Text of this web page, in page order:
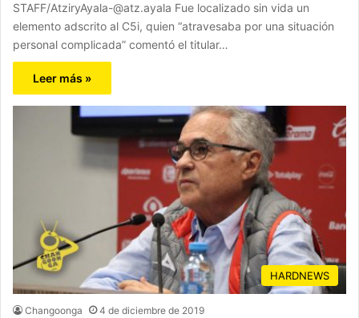
STAFF/AtziryAyala-@atz.ayala Fue localizado sin vida un
elemento adscrito al C5i, quien “atravesaba por una situación
personal complicada” comentó el titular…
Leer más »
HARDNEWS
Changoonga 4 de diciembre de 2019